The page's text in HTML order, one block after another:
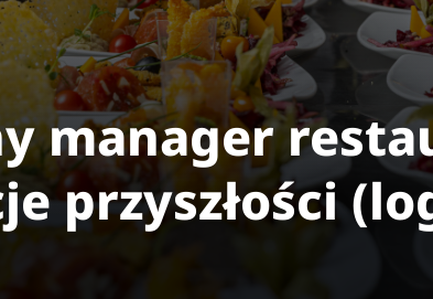
manager
przyszłości